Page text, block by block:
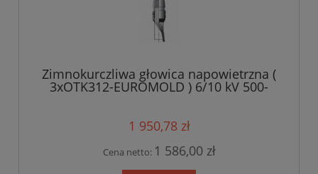
Zimnokurczliwa głowica napowietrzna (
3xOTK312-EUROMOLD ) 6/10 kV 500-
1000 mm?
1 950,78 zł
Cena netto: 1 586,00 zł